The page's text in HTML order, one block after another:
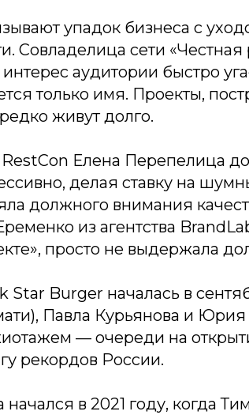
упадок бизнеса с
Совладелица сети
интерес аудитории быстро
только имя. Проекты,
живут долго.
Елена Перепелица
делая ставку на
должного внимания
из агентства
просто не выдержала
Star Burger началась в
Павла Курьянова и Юрия
— очереди на
рекордов России.
начался в 2021 году, когда